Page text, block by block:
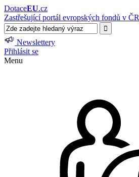
DotaceEU.cz
Zastřešující portál evropských fondů v ČR
Newslettery
Přihlásit se
Menu